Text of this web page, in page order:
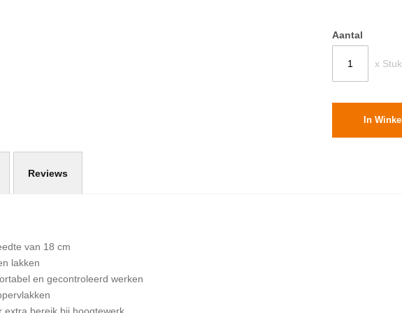
Aantal
x Stuk
In
van 18 cm
lakken
en gecontroleerd werken
Reviews